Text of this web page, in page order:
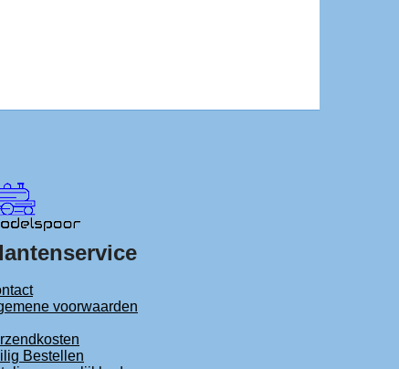
voorwaarden
Bestellen